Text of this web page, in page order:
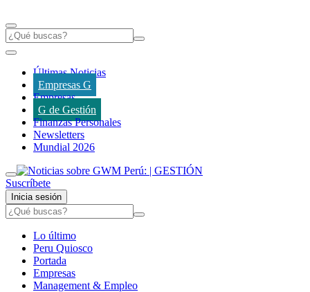
Últimas Noticias
Empresas G
Empresas
G de Gestión
Finanzas Personales
Newsletters
Mundial 2026
Suscríbete
Inicia sesión
Lo último
Peru Quiosco
Portada
Empresas
Management & Empleo